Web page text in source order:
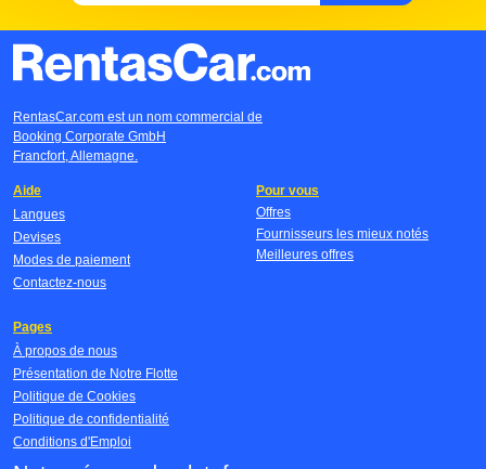
RentasCar.com est un nom commercial de
Booking Corporate GmbH
Francfort, Allemagne.
Aide
Langues
Devises
Modes de paiement
Contactez-nous
Pour vous
Offres
Fournisseurs les mieux notés
Meilleures offres
Pages
À propos de nous
Présentation de Notre Flotte
Politique de Cookies
Politique de confidentialité
Conditions d'Emploi